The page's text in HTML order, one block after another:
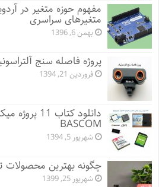
مفهوم حوزه متغیر در
متغیرهای سراسری
بهمن 6, 1396
پروژه فاصله سنج
فروردین 21, 1394
BASCOM
شهریور 5, 1394
چگونه بهترین محصولات
شهریور 25, 1399